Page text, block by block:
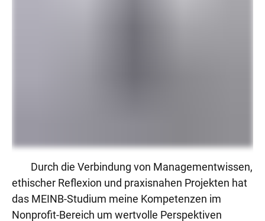
Durch die Verbindung von Managementwissen,
ethischer Reflexion und praxisnahen Projekten hat
das MEINB-Studium meine Kompetenzen im
Nonprofit-Bereich um wertvolle Perspektiven